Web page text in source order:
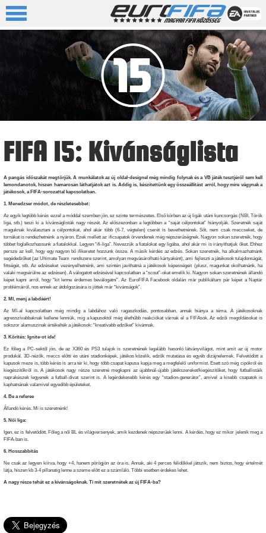
FIFA 15: Kivánságlista
A pangás időszakát megtörjük. A munkálatok az új oldal-designel még mindig folynak és a VB játék tesztjéről sem kell
lemondanotok, hiszen hamarosan láthatjátok azt is. Addig is, készítettünk egy összeállítást arról, hogy mire vágynak a
játékosok, a FIFA-sorozattal kapcsolatban.
1. Menedzser módot, de részletesebbet:
Az egyik legtöbb kérés ezzel a móddal szemben jön, ez szinte természetes. Első körben az új ligák utáni kuncsorgás (NBI, Török
liga, stb.) teszi ki a kívánságlisták nagy részét. Az előszezonban a legtöbben a “saját célpontokat” hiányolják. Szeretnék saját
maguknak kiválasztani a célpontokat, ahol akár több (6-7, végtelen) cserét is bevethetnének. Sőt, nem csak meccseket, de
tornákat is rendezhetnénk a nyáron. Ezek mellett az ificsapatok örvendenek még népszerűségnek. Nagyon sokan szeretnék, hogy
többet foglalkozhassunk a fiatalokkal. Legyen “ifi-liga”. Nevezzük a fiatalokat egy ligába, ahol akár mi is irányíthatjuk őket. Ehhez
persze az kell, hogy egy nagyon bő ifikeretet hozzunk össze. A másik kérdés az edzés. Sokan szeretnék, ha alkalmazhatnánk
segédedzőket (az Ultimate Team rendszere szerint, amolyan megvásárolható kártyaként), ami fejleszti a játékosok tulajdonságát,
fittségét, stb. Az edzéseket vezényelhetnénk, ami szintén javíthatná a játékosok képességeit (plusz, magunkat okolhatnánk, ha
valaki megsérülne az edzésen). A válogatott edzésével kapcsolatban a “scout”-okat emelik ki. Nagyon sokan szeretnének állandó
képet kapni arról, hogy “kit lenne érdemes beválogatni”. Az EuroFIFA Facebook oldalán már publikáltam pár képet a Naptár
problémáiról, nos ennek az átdolgozására is jöttek már “kivánságok”.
2. MI, menj a labdáért!
Az MI-al kapcsolatban még mindig a labdához való ragaszkodás, pontosabban, annak hiánya a téma. A játékosoknak
agresszívabbaknak kellene lenniük, mig a kapusoktól még élethűbb reakciókat várnak el a FIFAsok. Az edzői megoldásokat is
sokszor alamuszinak értékelték a játékosok: “kreatívabb edzőket” kívánnak.
3. Körités: Ignite-ot ide!
Ez főleg a PC-sektől jön, de az X360 és PS3 tulajok is szeretnének legalább hasonló látványvilágot, mint amit az új motor
produkál. 3D-nézők, meccs előtti és utáni stadionképek, játékos közelik, edzők mutatása és egyéb dizájnelemek. Felvetődött a
kapusok meze is, több kérés is arra tér ki, hogy több csapat kapusa kapja meg a megfelelő uniformist. Esett szó még cipókról és
kiegészítőkről is. A játékosok nagy része szeretné megkapni az újabbnál-újabb játékszereket/kiegészítőket, hogy futballistáik
naprakészek legyenek a futball-divat szerint is. A legérdekesebb kérés egy “stadion-generátor”, amivel a kisebb csapatok is
kaphatnának valamivel egyedibb épületeket.
4. Be a referee
Állandó kérés. Mi is szeretnénk!
5. Női liga:
Igen, ez is felvetődött. Főleg a női BL és világversenyek, amik kezdenek népszerűek lenni. A kérdés, hogy ez mikor jelenik meg a
FIFA-ban is.
6. Hosszabbítás
Ne csak az legyen kiírva, hogy +4, hanem pörögjön az óra is. Annak, aki 4 perces félidőkkel játszik, nem biztos, hogy értelmét
látja, hiszen kb 3-4 pillanatig lenne a szeme előtt ez a számláló. Többi esetben érdekes lehet.
A nagy része tehát ez a kívánságoknak. Ti mit szeretnétek az új FIFA-ba?